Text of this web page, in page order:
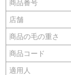
商品番号
店舗
商品の毛の重さ
商品コード
適用人